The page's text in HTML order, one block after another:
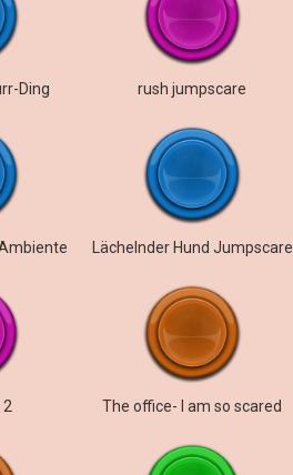
Ding rush jumpscare
Lächelnder Hund Jumpscare
The office- I am so scared